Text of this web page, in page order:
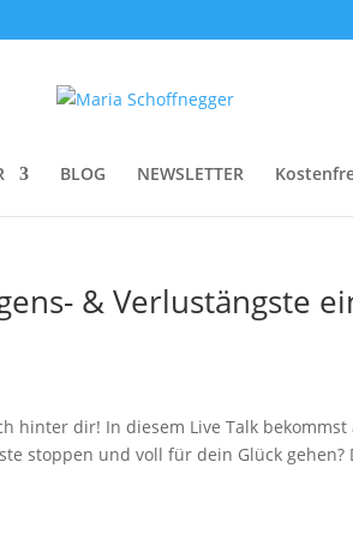
BLOG NEWSLETTER
& Verlustängste
hinter dir! In diesem Live Talk bekommst
stoppen und voll für dein Glück gehen?